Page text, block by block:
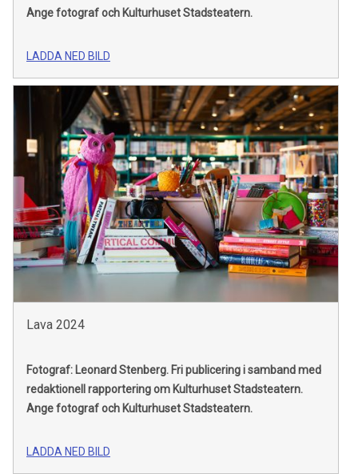
Ange fotograf och Kulturhuset Stadsteatern.
LADDA NED BILD
Lava 2024
Fotograf: Leonard Stenberg. Fri publicering i samband med
redaktionell rapportering om Kulturhuset Stadsteatern.
Ange fotograf och Kulturhuset Stadsteatern.
LADDA NED BILD